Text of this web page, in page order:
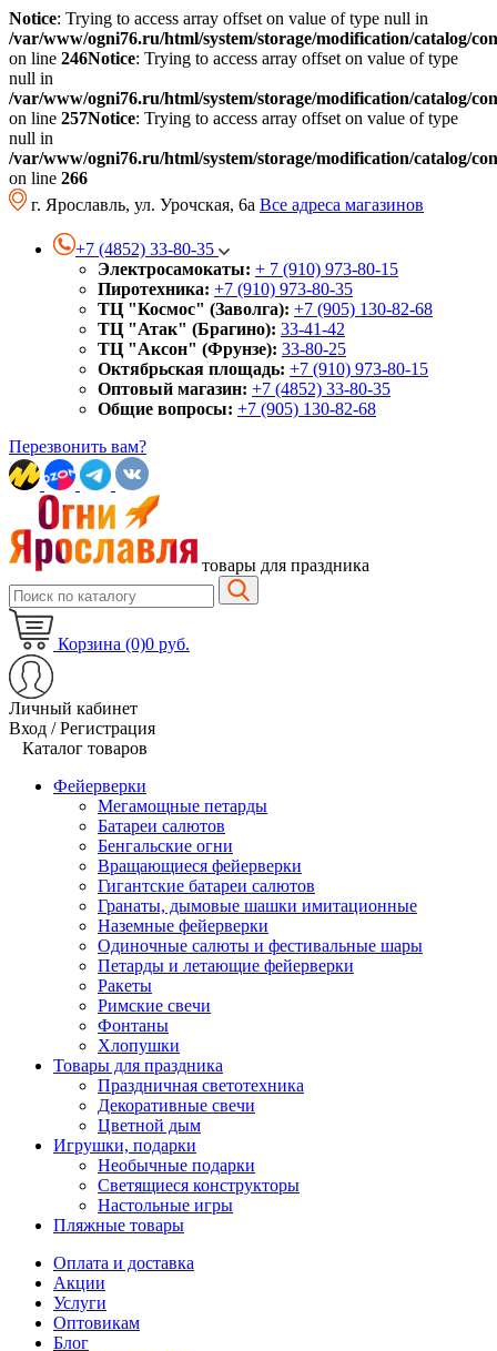
Notice: Trying to access array offset on value of type null in
/var/www/ogni76.ru/html/system/storage/modification/catalog/
on line 246Notice: Trying to access array offset on value of type
null in
/var/www/ogni76.ru/html/system/storage/modification/catalog/
on line 257Notice: Trying to access array offset on value of type
null in
/var/www/ogni76.ru/html/system/storage/modification/catalog/
on line 266
г. Ярославль, ул. Урочская, 6а Все адреса магазинов
+7 (4852) 33-80-35
Электросамокаты: + 7 (910) 973-80-15
Пиротехника: +7 (910) 973-80-35
ТЦ "Космос" (Заволга): +7 (905) 130-82-68
ТЦ "Атак" (Брагино): 33-41-42
ТЦ "Аксон" (Фрунзе): 33-80-25
Октябрьская площадь: +7 (910) 973-80-15
Оптовый магазин: +7 (4852) 33-80-35
Общие вопросы: +7 (905) 130-82-68
Перезвонить вам?
товары для праздника
Корзина (0)0 руб.
Личный кабинет
Вход / Регистрация
Каталог товаров
Фейерверки
Мегамощные петарды
Батареи салютов
Бенгальские огни
Вращающиеся фейерверки
Гигантские батареи салютов
Гранаты, дымовые шашки имитационные
Наземные фейерверки
Одиночные салюты и фестивальные шары
Петарды и летающие фейерверки
Ракеты
Римские свечи
Фонтаны
Хлопушки
Товары для праздника
Праздничная светотехника
Декоративные свечи
Цветной дым
Игрушки, подарки
Необычные подарки
Светящиеся конструкторы
Настольные игры
Пляжные товары
Оплата и доставка
Акции
Услуги
Оптовикам
Блог